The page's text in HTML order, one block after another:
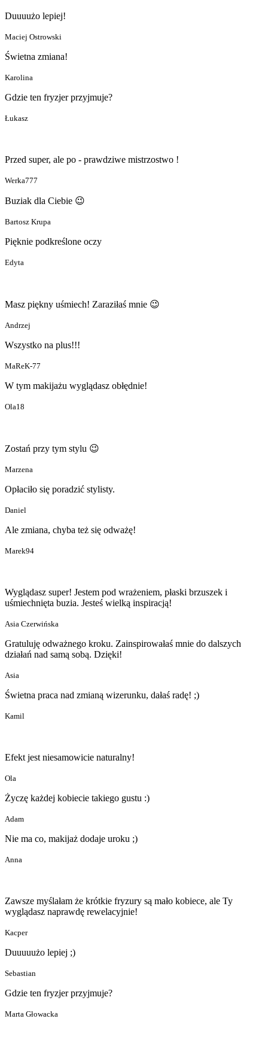
Duuuużo lepiej!
Maciej Ostrowski
Świetna zmiana!
Karolina
Gdzie ten fryzjer przyjmuje?
Łukasz
Przed super, ale po - prawdziwe mistrzostwo !
Werka777
Buziak dla Ciebie 😉
Bartosz Krupa
Pięknie podkreślone oczy
Edyta
Masz piękny uśmiech! Zaraziłaś mnie 😉
Andrzej
Wszystko na plus!!!
MaReK-77
W tym makijażu wyglądasz obłędnie!
Ola18
Zostań przy tym stylu 😉
Marzena
Opłaciło się poradzić stylisty.
Daniel
Ale zmiana, chyba też się odważę!
Marek94
Wyglądasz super! Jestem pod wrażeniem, płaski brzuszek i
uśmiechnięta buzia. Jesteś wielką inspiracją!
Asia Czerwińska
Gratuluję odważnego kroku. Zainspirowałaś mnie do dalszych
działań nad samą sobą. Dzięki!
Asia
Świetna praca nad zmianą wizerunku, dałaś radę! ;)
Kamil
Efekt jest niesamowicie naturalny!
Ola
Życzę każdej kobiecie takiego gustu :)
Adam
Nie ma co, makijaż dodaje uroku ;)
Anna
Zawsze myślałam że krótkie fryzury są mało kobiece, ale Ty
wyglądasz naprawdę rewelacyjnie!
Kacper
Duuuuużo lepiej ;)
Sebastian
Gdzie ten fryzjer przyjmuje?
Marta Głowacka